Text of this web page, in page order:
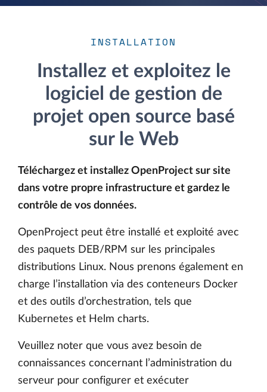
INSTALLATION
Installez et exploitez le
logiciel de gestion de
projet open source basé
sur le Web
Téléchargez et installez OpenProject sur site
dans votre propre infrastructure et gardez le
contrôle de vos données.
OpenProject peut être installé et exploité avec
des paquets DEB/RPM sur les principales
distributions Linux. Nous prenons également en
charge l’installation via des conteneurs Docker
et des outils d’orchestration, tels que
Kubernetes et Helm charts.
Veuillez noter que vous avez besoin de
connaissances concernant l’administration du
serveur pour configurer et exécuter